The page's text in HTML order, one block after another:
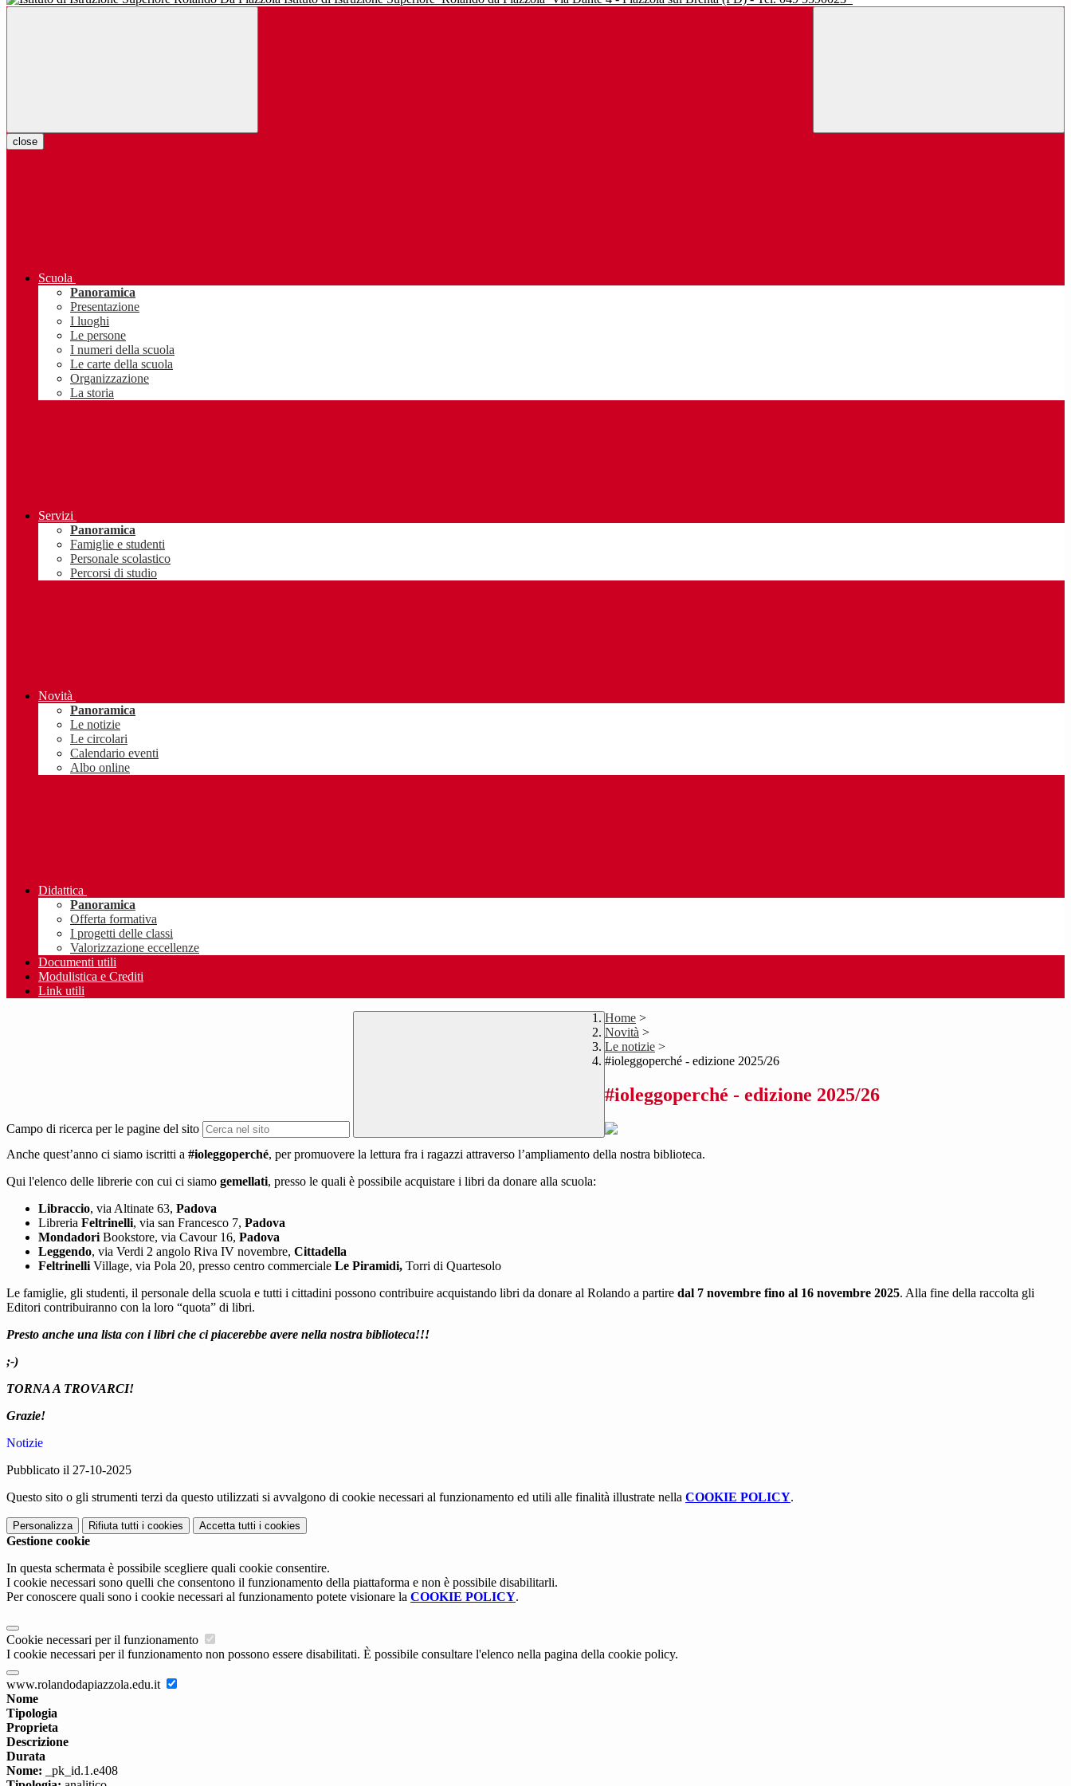
close
Scuola
Panoramica
Presentazione
I luoghi
Le persone
I numeri della scuola
Le carte della scuola
Organizzazione
La storia
Servizi
Panoramica
Famiglie e studenti
Personale scolastico
Percorsi di studio
Novità
Panoramica
Le notizie
Le circolari
Calendario eventi
Albo online
Didattica
Panoramica
Offerta formativa
I progetti delle classi
Valorizzazione eccellenze
Documenti utili
Modulistica e Crediti
Link utili
Campo di ricerca per le pagine del sito
Home >
Novità >
Le notizie >
#ioleggoperché - edizione 2025/26
#ioleggoperché - edizione 2025/26
Anche quest’anno ci siamo iscritti a #ioleggoperché, per promuovere la lettura fra i ragazzi attraverso l’ampliamento della nostra biblioteca.
Qui l'elenco delle librerie con cui ci siamo gemellati, presso le quali è possibile acquistare i libri da donare alla scuola:
Libraccio, via Altinate 63, Padova
Libreria Feltrinelli, via san Francesco 7, Padova
Mondadori Bookstore, via Cavour 16, Padova
Leggendo, via Verdi 2 angolo Riva IV novembre, Cittadella
Feltrinelli Village, via Pola 20, presso centro commerciale Le Piramidi, Torri di Quartesolo
Le famiglie, gli studenti, il personale della scuola e tutti i cittadini possono contribuire acquistando libri da donare al Rolando a partire dal 7 novembre fino al 16 novembre 2025. Alla fine della raccolta gli
Editori contribuiranno con la loro “quota” di libri.
Presto anche una lista con i libri che ci piacerebbe avere nella nostra biblioteca!!!
;-)
TORNA A TROVARCI!
Grazie!
Notizie
Pubblicato il 27-10-2025
Questo sito o gli strumenti terzi da questo utilizzati si avvalgono di cookie necessari al funzionamento ed utili alle finalità illustrate nella COOKIE POLICY.
Personalizza Rifiuta tutti i cookies Accetta tutti i cookies
Gestione cookie
In questa schermata è possibile scegliere quali cookie consentire.
I cookie necessari sono quelli che consentono il funzionamento della piattaforma e non è possibile disabilitarli.
Per conoscere quali sono i cookie necessari al funzionamento potete visionare la COOKIE POLICY.
Cookie necessari per il funzionamento
I cookie necessari per il funzionamento non possono essere disabilitati. È possibile consultare l'elenco nella pagina della cookie policy.
www.rolandodapiazzola.edu.it
Nome
Tipologia
Proprieta
Descrizione
Durata
Nome: _pk_id.1.e408